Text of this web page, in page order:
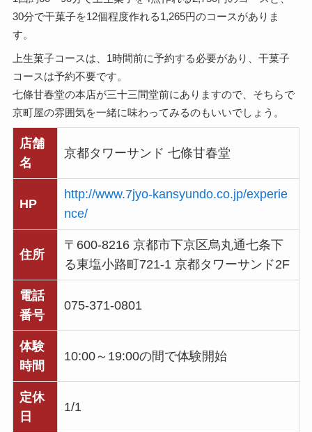
30分で干菓子を12個程度作れる1,265円のコースがありま
す。
上生菓子コースは、1時間前に予約する必要があり、干菓子
コースは予約不要です。
七條甘春堂の本店が三十三間堂前にありますので、そちらで
京町屋の雰囲気を一緒に味わってみるのもいいでしょう。
店舗
名
京都タワーサンド 七條甘春堂
HP
http://www.7jyo-kansyundo.co.jp/experie
nce/
住所
〒600-8216 京都市下京区烏丸通七条下
る東塩小路町721-1 京都タワーサンド2F
電話
番号
075-371-0801
体験
時間
10:00～19:00の間で体験開始
定休
日
1/1